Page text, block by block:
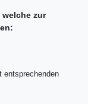
welche zur
entsprechenden